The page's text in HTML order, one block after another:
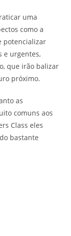
uma
como a
potencializar
e urgentes,
que irão balizar
próximo.
as
comuns aos
Class eles
bastante